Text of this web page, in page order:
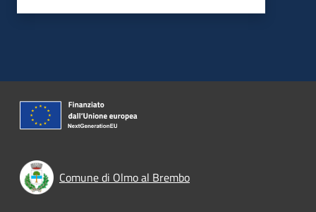
Comune di Olmo al Brembo